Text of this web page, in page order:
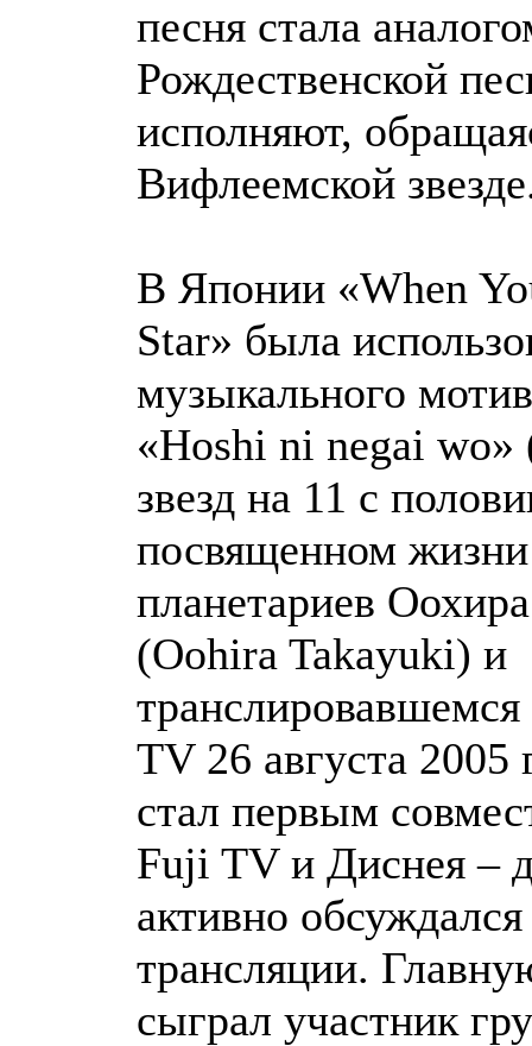
песня стала
Рождественской
исполняют,
Вифлеемской
В Японии «When
Star» была
музыкального
«Hoshi ni negai
звезд на 11 с
посвященном жизни
планетариев
(Oohira Takayuki) и
TV 26 августа
стал первым
Fuji TV и Диснея –
активно
трансляции.
сыграл участник